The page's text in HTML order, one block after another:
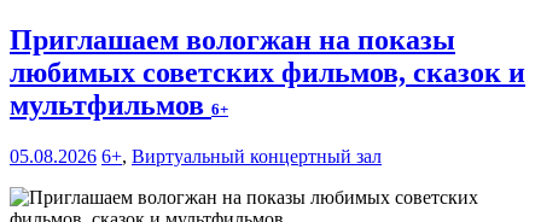
Приглашаем вологжан на показы
любимых советских фильмов, сказок и
мультфильмов 6+
05.08.2026 6+, Виртуальный концертный зал